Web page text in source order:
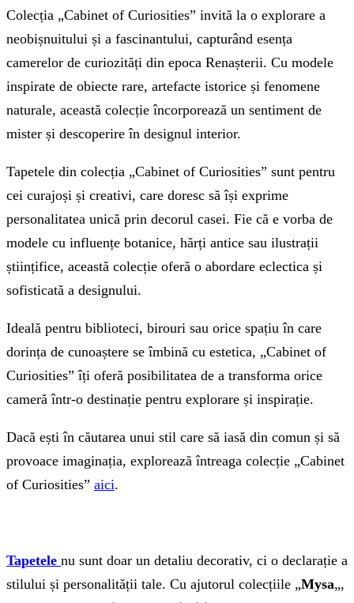
Colecția „Cabinet of Curiosities” invită la o explorare a
neobișnuitului și a fascinantului, capturând esența
camerelor de curiozități din epoca Renașterii. Cu modele
inspirate de obiecte rare, artefacte istorice și fenomene
naturale, această colecție încorporează un sentiment de
mister și descoperire în designul interior.
Tapetele din colecția „Cabinet of Curiosities” sunt pentru
cei curajoși și creativi, care doresc să își exprime
personalitatea unică prin decorul casei. Fie că e vorba de
modele cu influențe botanice, hărți antice sau ilustrații
științifice, această colecție oferă o abordare eclectica și
sofisticată a designului.
Ideală pentru biblioteci, birouri sau orice spațiu în care
dorința de cunoaștere se îmbină cu estetica, „Cabinet of
Curiosities” îți oferă posibilitatea de a transforma orice
cameră într-o destinație pentru explorare și inspirație.
Dacă ești în căutarea unui stil care să iasă din comun și să
provoace imaginația, explorează întreaga colecție „Cabinet
of Curiosities” aici.
Tapetele nu sunt doar un detaliu decorativ, ci o declarație a
stilului și personalității tale. Cu ajutorul colecțiile „Mysa„,